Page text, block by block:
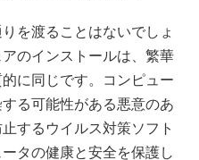
を渡ることはないでしょ
のインストールは、繁華
に同じです。コンピュー
る可能性がある悪意のあ
するウイルス対策ソフト
タの健康と安全を保護し